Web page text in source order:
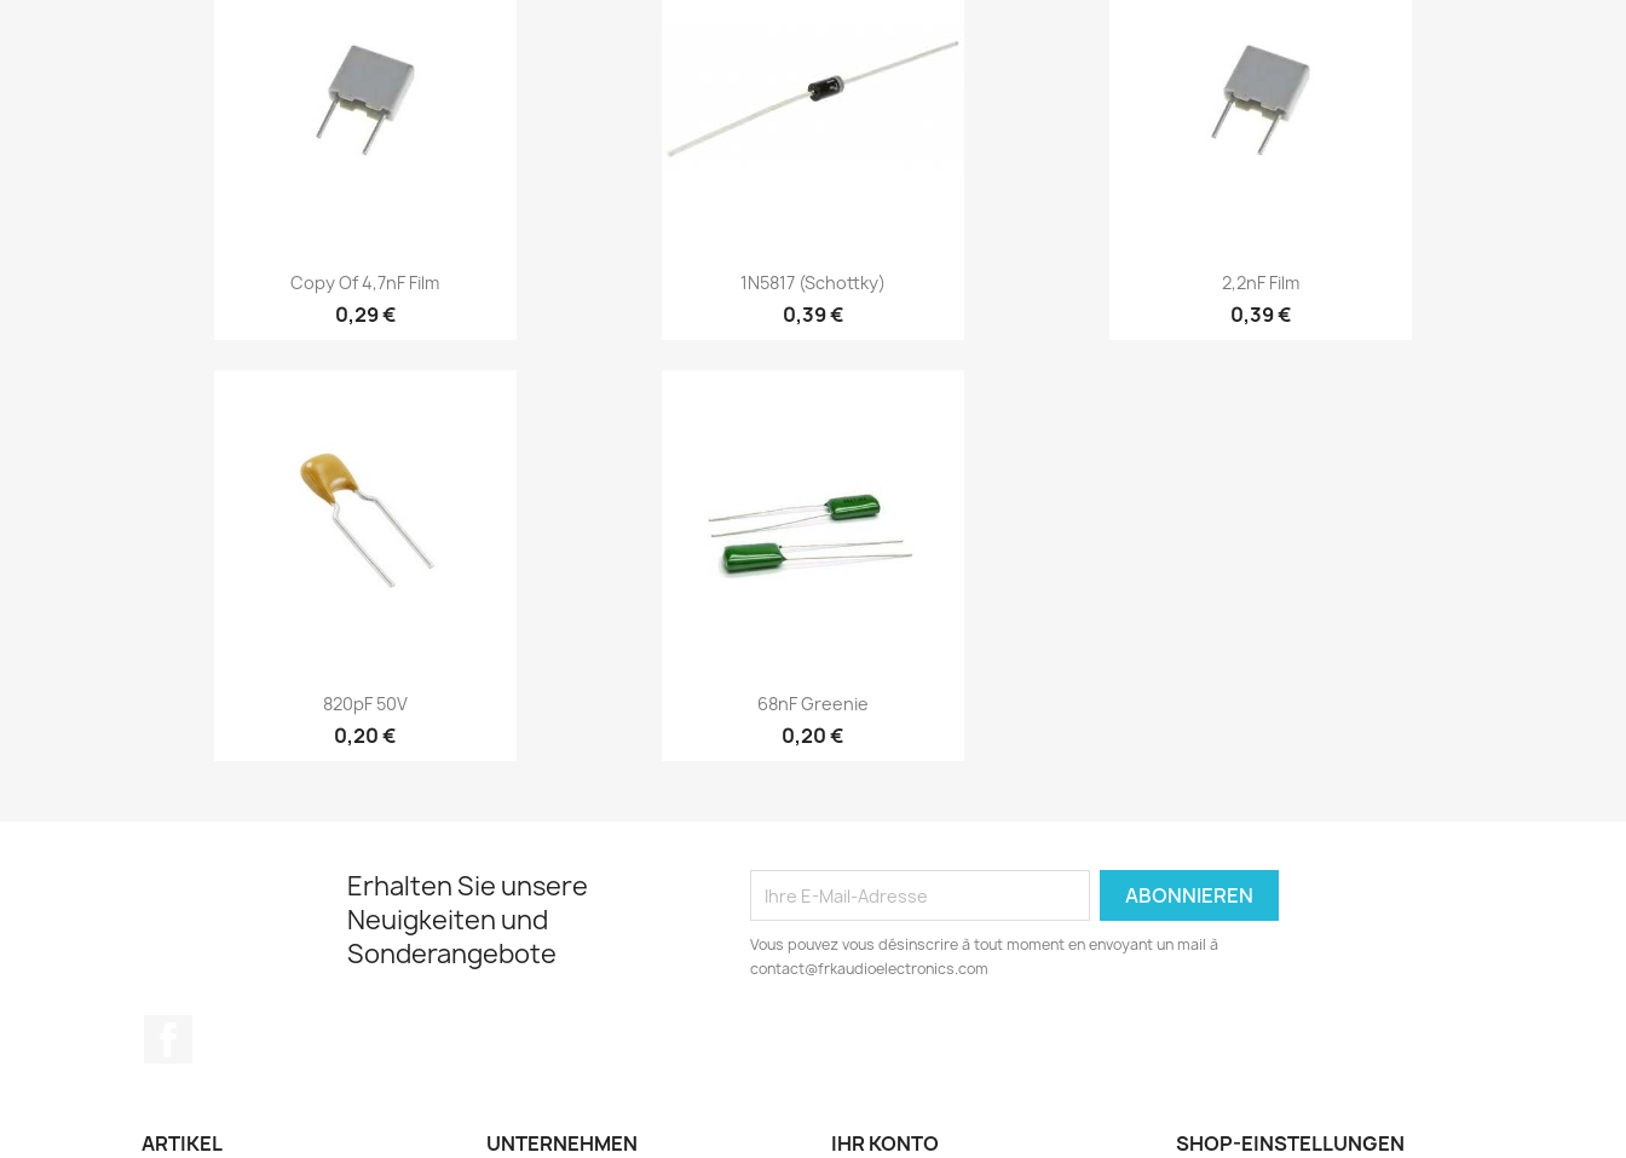
Copy Of 4,7nF Film
0,29 €
Vorschau 1N5817 (Schottky)
0,39 €
Vorschau 2,2nF Film
0,39 €
Vorschau
820pF 50V
0,20 €
Vorschau 68nF Greenie
0,20 €
Vorschau
Erhalten Sie unsere
Neuigkeiten und
Sonderangebote
Vous pouvez vous désinscrire à tout moment en envoyant un mail à
contact@frkaudioelectronics.com
ARTIKEL UNTERNEHMEN IHR KONTO SHOP-EINSTELLUNGEN